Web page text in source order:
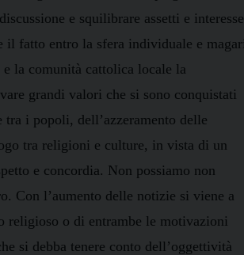
e squilibrare assetti e interesse
il fatto entro la sfera individuale e
e la comunità cattolica locale la
grandi valori che si sono conquistati
i popoli, dell’azzeramento delle
tra religioni e culture, in vista di un
e concordia. Non possiamo non
Con l’aumento delle notizie si viene a
religioso o di entrambe le motivazioni
si debba tenere conto dell’oggettività